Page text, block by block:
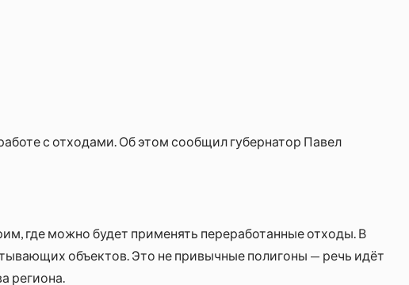
с отходами. Об этом сообщил губернатор Павел
где можно будет применять переработанные отходы. В
объектов. Это не привычные полигоны — речь идёт
региона.